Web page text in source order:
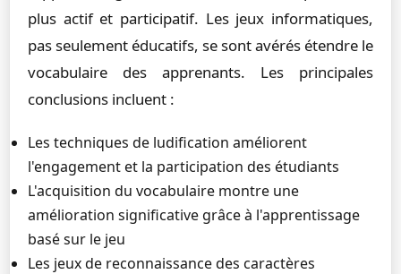
plus actif et participatif. Les jeux informatiques,
pas seulement éducatifs, se sont avérés étendre le
vocabulaire des apprenants. Les principales
conclusions incluent :
Les techniques de ludification améliorent
l'engagement et la participation des étudiants
L'acquisition du vocabulaire montre une
amélioration significative grâce à l'apprentissage
basé sur le jeu
Les jeux de reconnaissance des caractères